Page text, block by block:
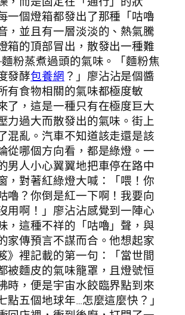
一個燈箱都發出了那種「咕嚕
，並且有一層淡淡的、熱氣騰
箱的頂部冒出，散發出一種難
粉蒸煮過頭的氣味。「麵粉焦
發酵包養網 ？」廖沾沾是個醬
有食物相關的氣味都極度敏
了，這是一種只有在極度巨大
力過大而散發出的氣味。街上
混亂。汽車不知道該走還是該
從哪個方向看，都是綠燈。一
男人小心翼翼地把車停在路中
，對著紅綠燈大喊：「喂！你
嚕？你倒是紅一下啊！我要向
用啊！」廖沾沾感覺到一陣心
，這種不祥的「咕嚕」聲，與
家傳預言不謀而合。他想起家
》裡記載的第一句：「當世間
被麵皮的氣味籠罩，且燈號恒
時，便是宇宙水餃臨界點到來
點五個地球年…怎麼這麼快？」